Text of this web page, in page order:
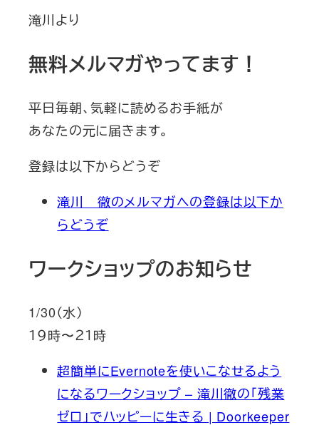
滝川より
無料メルマガやってます！
平日毎朝、気軽に読めるお手紙が
あなたの元に届きます。
登録は以下からどうぞ
滝川 徹のメルマガへの登録は以下か
らどうぞ
ワークショップのお知らせ
1/30（水）
１９時〜２１時
超簡単にEvernoteを使いこなせるよう
になるワークショップ – 滝川徹の「残業
ゼロ」でハッピーに生きる | Doorkeeper